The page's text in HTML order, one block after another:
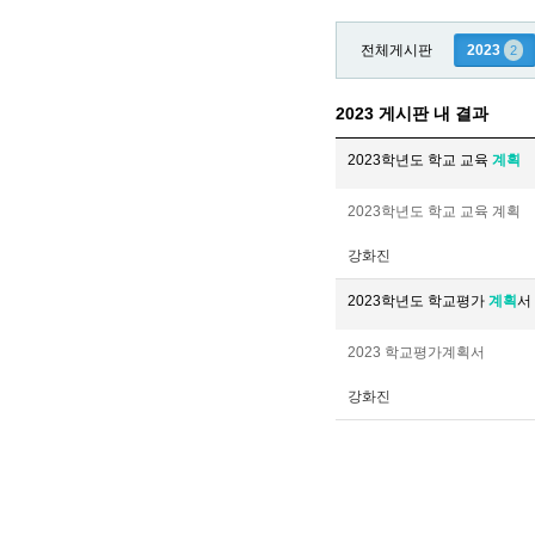
전체게시판 2023 2
2023 게시판 내 결과
2023학년도 학교 교육 계획
2023학년도 학교 교육 계획
강화진
2023학년도 학교평가 계획서
2023 학교평가계획서
강화진